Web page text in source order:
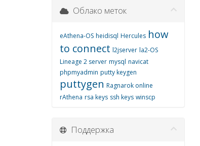
Облако меток
eAthena-OS heidisql Hercules how
to connect l2jserver la2-OS
Lineage 2 server mysql navicat
phpmyadmin putty keygen
puttygen Ragnarok online
rAthena rsa keys ssh keys winscp
Поддержка